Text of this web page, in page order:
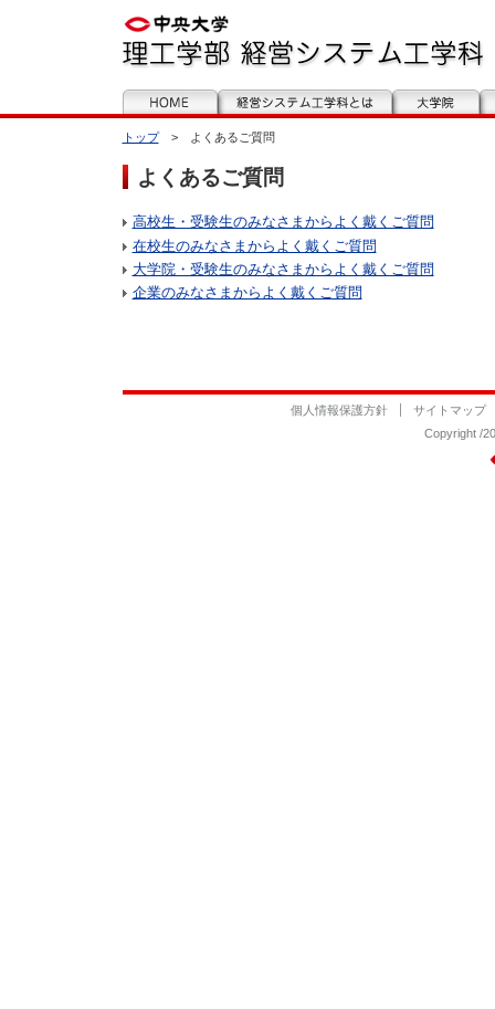
トップ> よくあるご質問
よくあるご質問
高校生・受験生のみなさまからよく戴くご質問
在校生のみなさまからよく戴くご質問
大学院・受験生のみなさまからよく戴くご質問
企業のみなさまからよく戴くご質問
個人情報保護方針
サイトマップ
Copyright /